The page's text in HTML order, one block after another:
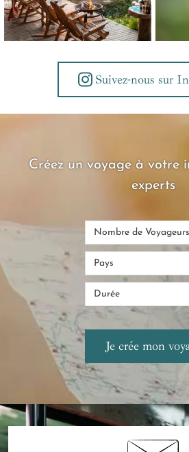
Suivez-nous sur
Créez un voyage à votre
experts